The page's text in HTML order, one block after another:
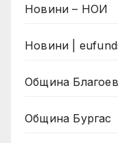
Новини – НОИ
Новини |
Община
Община Бургас